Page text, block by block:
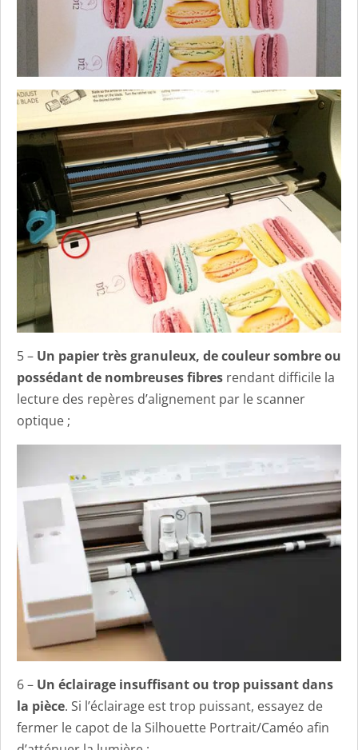
5 – Un papier très granuleux, de couleur sombre ou
possédant de nombreuses fibres rendant difficile la
lecture des repères d’alignement par le scanner
optique ;
6 – Un éclairage insuffisant ou trop puissant dans
la pièce. Si l’éclairage est trop puissant, essayez de
fermer le capot de la Silhouette Portrait/Caméo afin